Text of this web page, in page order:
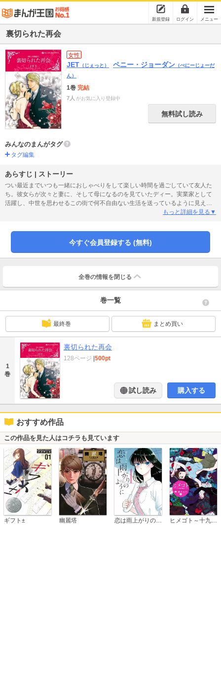
新規登録 ログイン メニュー
裏切られた再会
女性
JET （じぇっと） ペニー・ジョーダン （ぺにーじょーだ
ん）
1巻 完結
7人 がお気に入り登録中
無料試し読み
みんなのまんがタグ
タグ編集
あらすじ | ストーリー
つい最近までいつも一緒におしゃべりをして楽しい時間を過ごしていて友人た
ち。彼女らが次々と妻に、そして母になるのを見ていたディー。実業家として
活躍し、中世を思わせるこの街で何不自由ない生活を送っているように見える
だろう。手に入らなかったものもあるけれど、人生には満足しているつもり。
ィーは、そこでかつて心と身体を捧げ、狂おしく愛した元恋人ヒューゴと再会
もっと詳細を見る▼
今すぐ会員登録する (無料)
全巻の情報を 閉じる
巻一覧
最終巻 まとめ買い
1
巻
裏切られた再会
128ページ 500pt
試し読み 購入する
おすすめ作品
この作品を見た人はコチラも見ています
ギフト± 幽麗塔 恋は雨上がりのように ヒメゴト～十九歳の制服～